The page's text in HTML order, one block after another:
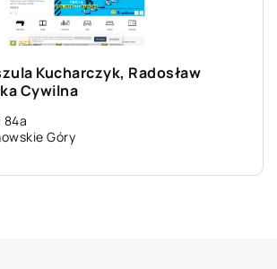
Kucharczyk, Radosław
Cywilna
84a
Góry